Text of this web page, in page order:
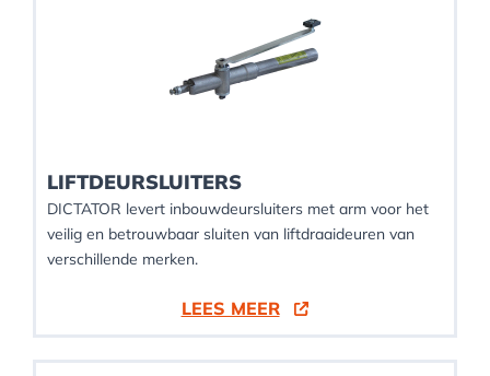
LIFTDEURSLUITERS
DICTATOR levert inbouwdeursluiters met arm voor het
veilig en betrouwbaar sluiten van liftdraaideuren van
verschillende merken.
LEES MEER